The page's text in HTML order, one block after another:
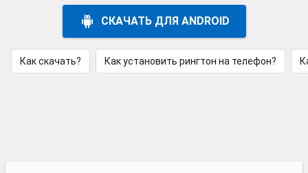
СКАЧАТЬ ДЛЯ ANDROID
Как скачать? Как установить рингтон на телефон?